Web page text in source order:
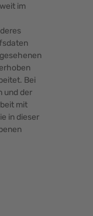
im
Bei
und der
mit
in dieser